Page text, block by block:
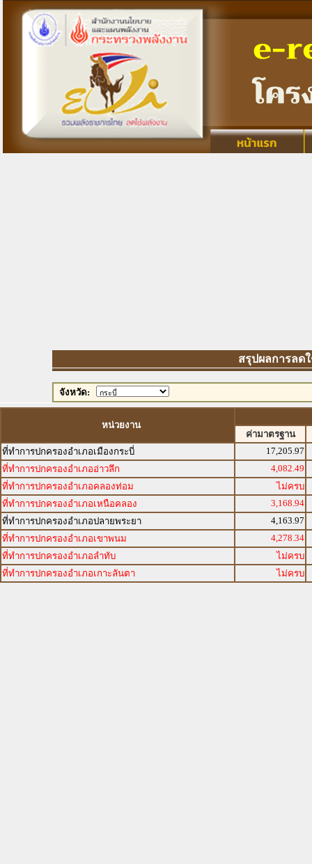
สรุปผลการลดใ
จังหวัด:
หน่วยงาน
ค่ามาตรฐาน
ที่ทำการปกครองอำเภอเมืองกระบี่
17,205.97
ที่ทำการปกครองอำเภออ่าวลึก
4,082.49
ที่ทำการปกครองอำเภอคลองท่อม
ไม่ครบ
ที่ทำการปกครองอำเภอเหนือคลอง
3,168.94
ที่ทำการปกครองอำเภอปลายพระยา
4,163.97
ที่ทำการปกครองอำเภอเขาพนม
4,278.34
ที่ทำการปกครองอำเภอลำทับ
ไม่ครบ
ที่ทำการปกครองอำเภอเกาะลันตา
ไม่ครบ